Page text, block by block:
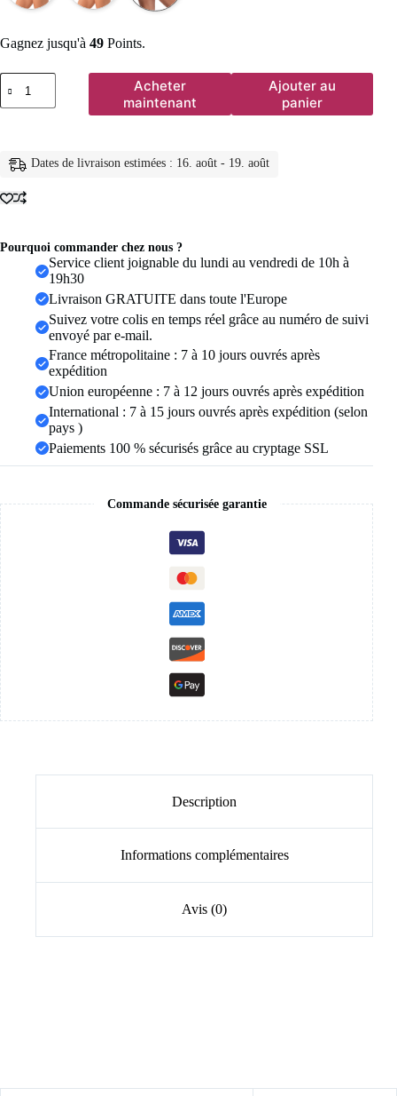
Gagnez jusqu'à 49 Points.
quantité
de
Femmes
Up
pantalons
Shorts
vêtements
gymnase
couture
hanche
ascenseur
Sport
Acheter
maintenant
Ajouter au
panier
Dates de livraison estimées : 16. août - 19. août
Pourquoi commander chez nous ?
Service client joignable du lundi au vendredi de 10h à
19h30
Livraison GRATUITE dans toute l'Europe
Suivez votre colis en temps réel grâce au numéro de suivi
envoyé par e-mail.
France métropolitaine : 7 à 10 jours ouvrés après
expédition
Union européenne : 7 à 12 jours ouvrés après expédition
International : 7 à 15 jours ouvrés après expédition (selon
pays )
Paiements 100 % sécurisés grâce au cryptage SSL
Commande sécurisée garantie
Description
Informations complémentaires
Avis (0)